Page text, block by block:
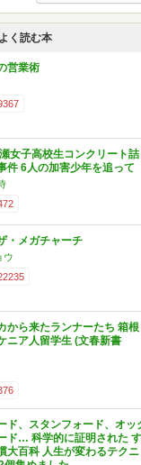
く読む本
営業術
女子高校生コンクリート詰
件 6人の加害少年を追って
・メガチャーチ
ウ
から来たランナーたち 箱根
ニア人留学生 (文春新書
ド、スタンフォード、オッ
ド… 科学的に証明された す
大百科 人生が変わるテクニ